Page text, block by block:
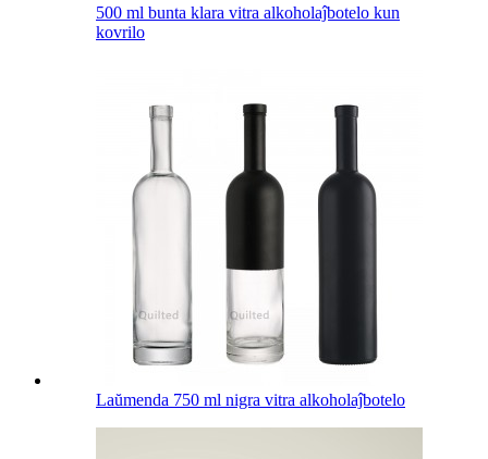
500 ml bunta klara vitra alkoholaĵbotelo kun
kovrilo
Laŭmenda 750 ml nigra vitra alkoholaĵbotelo